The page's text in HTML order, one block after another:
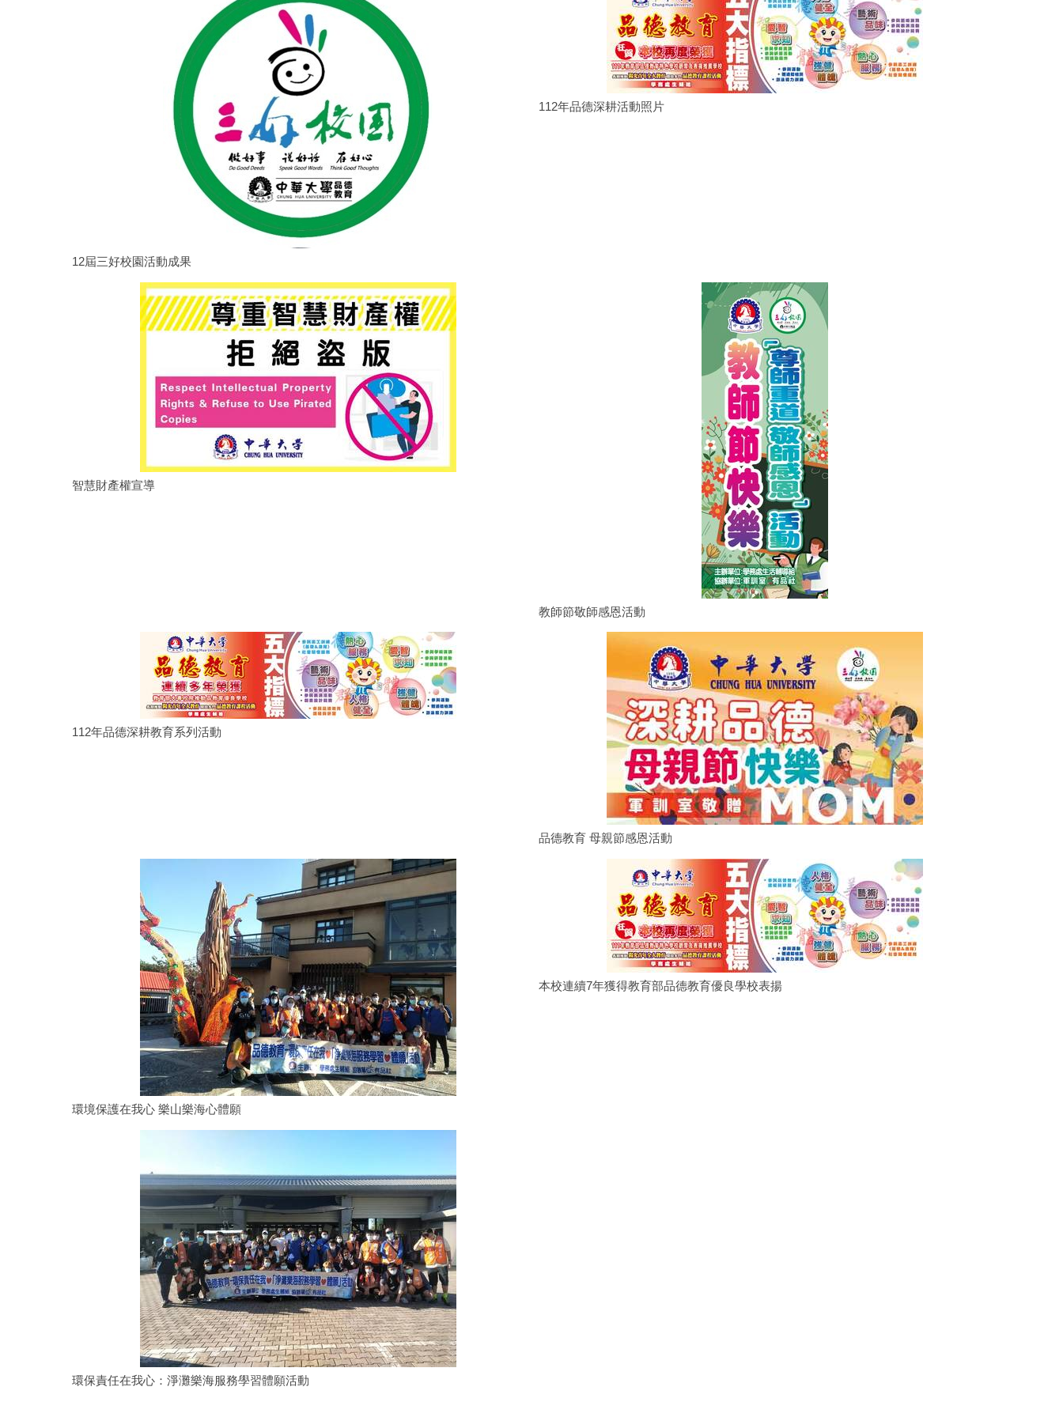
12屆三好校園活動成果
112年品德深耕活動照片
智慧財產權宣導
教師節敬師感恩活動
112年品德深耕教育系列活動
品德教育 母親節感恩活動
環境保護在我心 樂山樂海心體願
本校連續7年獲得教育部品德教育優良學校表揚
環保責任在我心：淨灘樂海服務學習體願活動